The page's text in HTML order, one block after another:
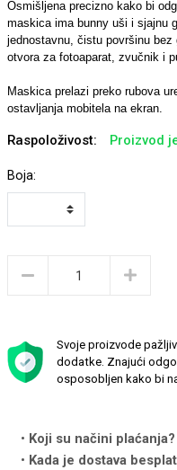
Osmišljena precizno kako bi
maskica ima bunny uši i sjajnu
jednostavnu, čistu površinu
otvora za fotoaparat, zvučnik i
Maskica prelazi preko rubova
ostavljanja mobitela na ekran.
Raspoloživost: Proizvod
Boja:
Svoje proizvode
dodatke. Znajući
osposobljen kako bi
Koji su načini plaćanja?
Kada je dostava